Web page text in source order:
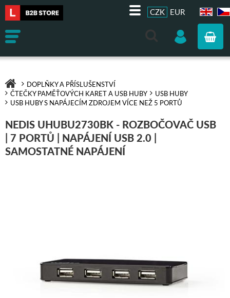
EN CZ
CZK EUR
DOPLŇKY A PŘÍSLUŠENSTVÍ
ČTEČKY PAMĚŤOVÝCH KARET A USB HUBY
USB HUBY
USB HUBY S NAPÁJECÍM ZDROJEM VÍCE NEŽ 5 PORTŮ
NEDIS UHUBU2730BK - ROZBOČOVAČ USB
| 7 PORTŮ | NAPÁJENÍ USB 2.0 |
SAMOSTATNÉ NAPÁJENÍ